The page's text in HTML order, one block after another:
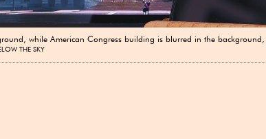
while American Congress building is blurred in the
THE SKY